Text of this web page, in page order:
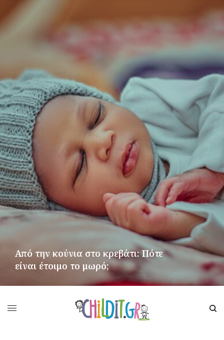
Από την κούνια στο κρεβάτι: Πότε
είναι έτοιμο το μωρό;